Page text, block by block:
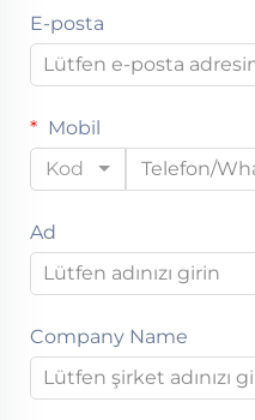
E-posta
Mobil
Kod
Ad
Company Name